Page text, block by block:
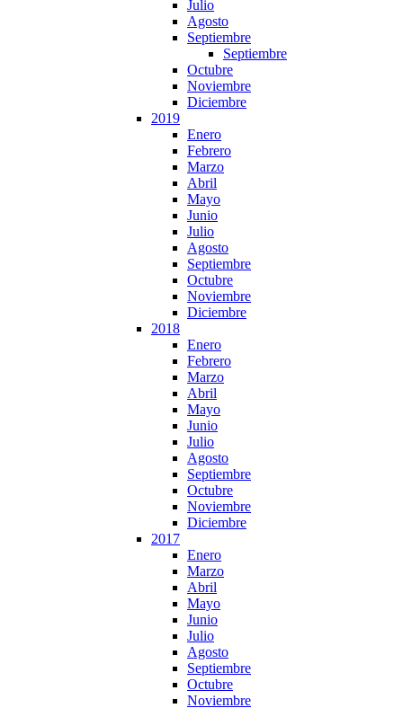
Julio
Agosto
Septiembre
Septiembre
Octubre
Noviembre
Diciembre
2019
Enero
Febrero
Marzo
Abril
Mayo
Junio
Julio
Agosto
Septiembre
Octubre
Noviembre
Diciembre
2018
Enero
Febrero
Marzo
Abril
Mayo
Junio
Julio
Agosto
Septiembre
Octubre
Noviembre
Diciembre
2017
Enero
Marzo
Abril
Mayo
Junio
Julio
Agosto
Septiembre
Octubre
Noviembre